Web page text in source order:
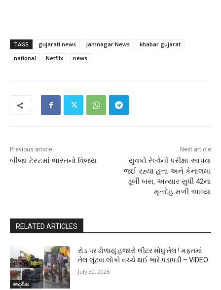
TAGS gujarati news Jamnagar News
khabar gujarat
national
Netflix news
Previous article
બીજા ટેસ્ટમાં ભારતનો વિજય
Next article
યુવકો રેલ્વેની પરીક્ષા આપવા
જઈ રહ્યા હતા અને કેનાલમાં
ડૂબી બસ, અત્યાર સુધી 42ના
મૃતદેહ મળી આવ્યા
RELATED ARTICLES
રાષ્ટ્રીય
રોડ પર ઢોળાયું હજારો લીટર મોંઘુ તેલ ! મફતમાં
તેલ લૂંટવા લોકો વચ્ચે થઈ ભારે પડાપડી – VIDEO
July 30, 2026